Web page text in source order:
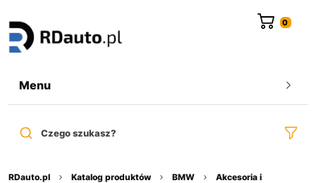
Menu
Czego szukasz?
RDauto.pl Katalog produktów BMW
Akcesoria i